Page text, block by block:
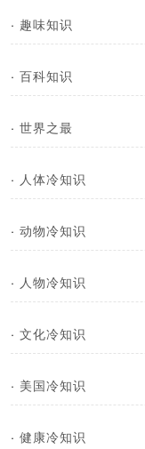
· 趣味知识
· 百科知识
· 世界之最
· 人体冷知识
· 动物冷知识
· 人物冷知识
· 文化冷知识
· 美国冷知识
· 健康冷知识